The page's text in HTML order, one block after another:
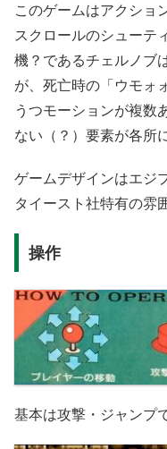
このゲームはアクショ
スクロールのシューテ
機？であるチェルノブ
が、死亡時の「ウモォ
うつモーションが複数
ない（？）要素が各所
ゲームデザインはエジ
タイースト社特有の雰
操作
基本は攻撃・ジャンプ